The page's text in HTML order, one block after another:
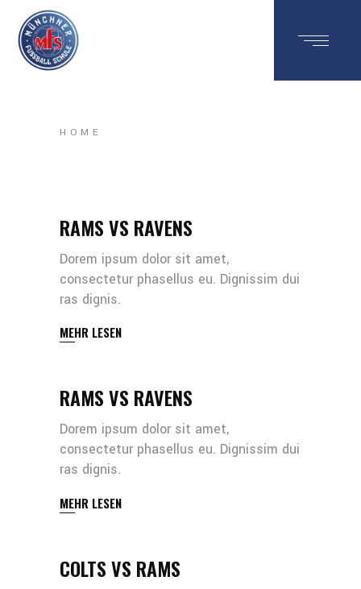
HOME
RAMS VS RAVENS
Dorem ipsum dolor sit amet,
consectetur phasellus eu. Dignissim dui
ras dignis.
MEHR LESEN
RAMS VS RAVENS
Dorem ipsum dolor sit amet,
consectetur phasellus eu. Dignissim dui
ras dignis.
MEHR LESEN
COLTS VS RAMS